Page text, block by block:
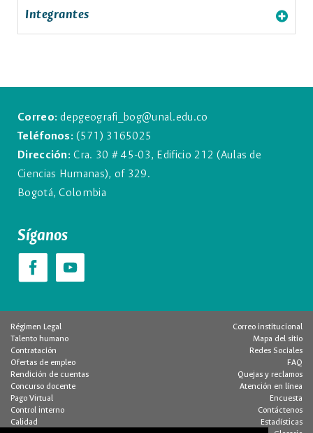
Integrantes
Correo:depgeografi_bog@unal.edu.co
Teléfonos:(571) 3165025
Dirección:Cra. 30 # 45-03, Edificio 212 (Aulas de
Ciencias Humanas), of 329.
Bogotá, Colombia
Síganos
Régimen Legal
Talento humano
Contratación
Ofertas de empleo
Rendición de cuentas
Concurso docente
Pago Virtual
Control interno
Calidad
Correo institucional
Mapa del sitio
Redes Sociales
FAQ
Quejas y reclamos
Atención en línea
Encuesta
Contáctenos
Estadísticas